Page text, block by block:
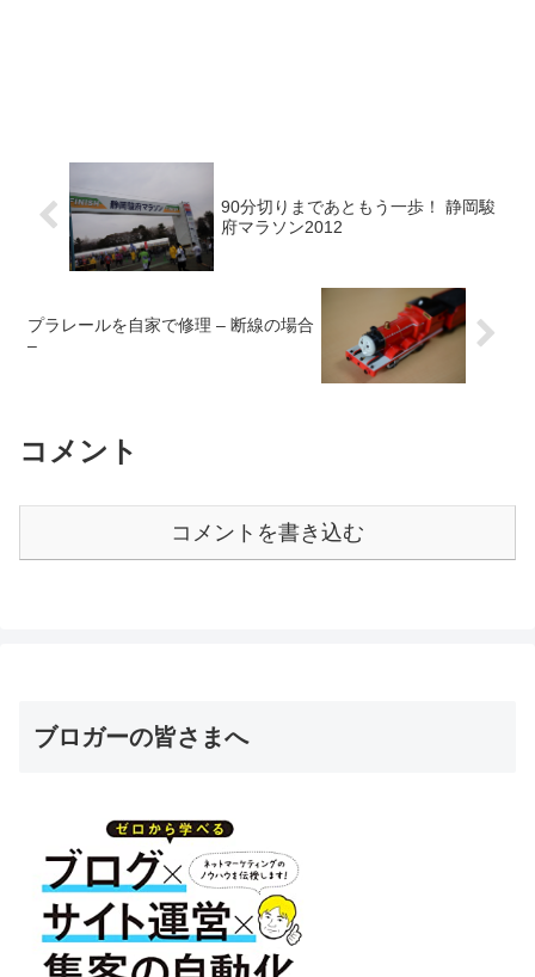
90分切りまであともう一歩！ 静岡駿
府マラソン2012
プラレールを自家で修理 – 断線の場合
–
コメント
コメントを書き込む
ブロガーの皆さまへ